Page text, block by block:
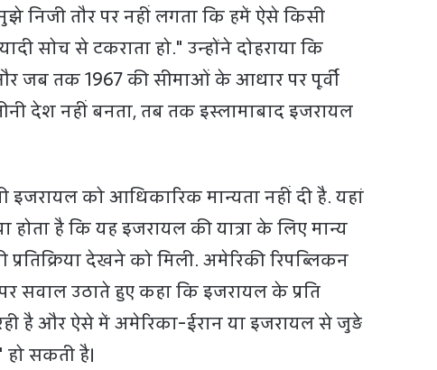
निजी तौर पर नहीं लगता कि हमें ऐसे किसी
सोच से टकराता हो." उन्होंने दोहराया कि
जब तक 1967 की सीमाओं के आधार पर पूर्वी
देश नहीं बनता, तब तक इस्लामाबाद इजरायल
को आधिकारिक मान्यता नहीं दी है. यहां
होता है कि यह इजरायल की यात्रा के लिए मान्य
देखने को मिली. अमेरिकी रिपब्लिकन
सवाल उठाते हुए कहा कि इजरायल के प्रति
है और ऐसे में अमेरिका-ईरान या इजरायल से जुड़े
सकती है।